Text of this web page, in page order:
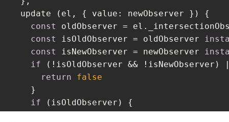
  update (el, {
value : newObserver }) {
const
oldObserver =
const
isOldObserver = oldObserver
const
isNewObserver = newObserver
if (!isOldObserver &&
return
false
    }
if (isOldObserver) {